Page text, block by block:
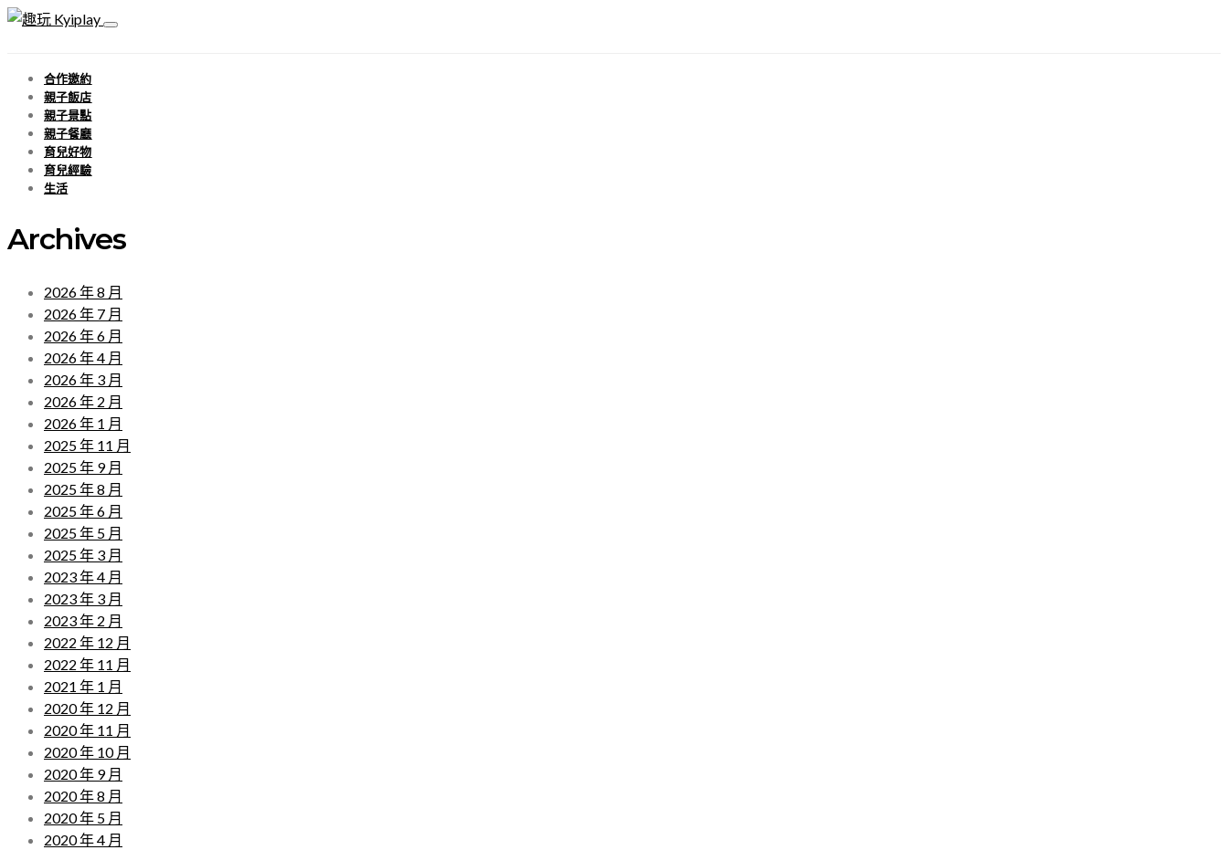
合作邀約
親子飯店
親子景點
親子餐廳
育兒好物
育兒經驗
生活
Archives
2026 年 8 月
2026 年 7 月
2026 年 6 月
2026 年 4 月
2026 年 3 月
2026 年 2 月
2026 年 1 月
2025 年 11 月
2025 年 9 月
2025 年 8 月
2025 年 6 月
2025 年 5 月
2025 年 3 月
2023 年 4 月
2023 年 3 月
2023 年 2 月
2022 年 12 月
2022 年 11 月
2021 年 1 月
2020 年 12 月
2020 年 11 月
2020 年 10 月
2020 年 9 月
2020 年 8 月
2020 年 5 月
2020 年 4 月